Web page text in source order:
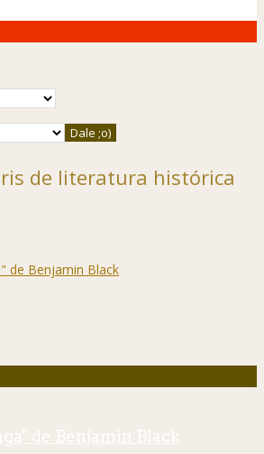
de literatura histórica
de Benjamin Black